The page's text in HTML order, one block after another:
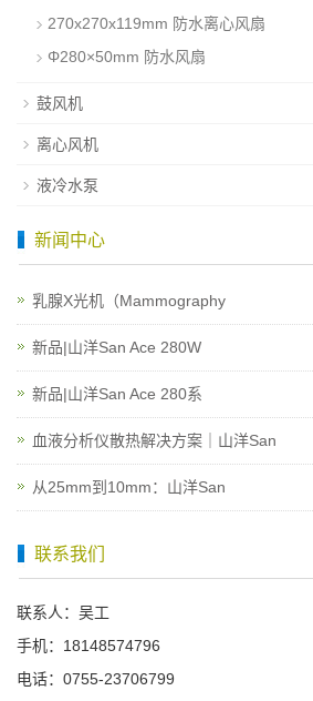
270x270x119mm 防水离心风扇
Φ280×50mm 防水风扇
鼓风机
离心风机
液冷水泵
新闻中心
乳腺X光机（Mammography
新品|山洋San Ace 280W
新品|山洋San Ace 280系
血液分析仪散热解决方案｜山洋San
从25mm到10mm：山洋San
联系我们
联系人：吴工
手机：18148574796
电话：0755-23706799